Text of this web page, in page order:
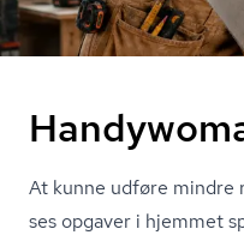
At kunne udføre
ses opgaver i hjemmet